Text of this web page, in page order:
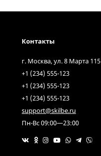
Контакты
г. Москва, ул. 8 Марта 115
+1 (234) 555-123
+1 (234) 555-123
+1 (234) 555-123
support@skilbe.ru
Пн-Вс 09:00—23:00